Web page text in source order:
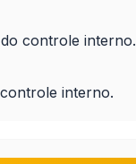
controle interno.
interno.